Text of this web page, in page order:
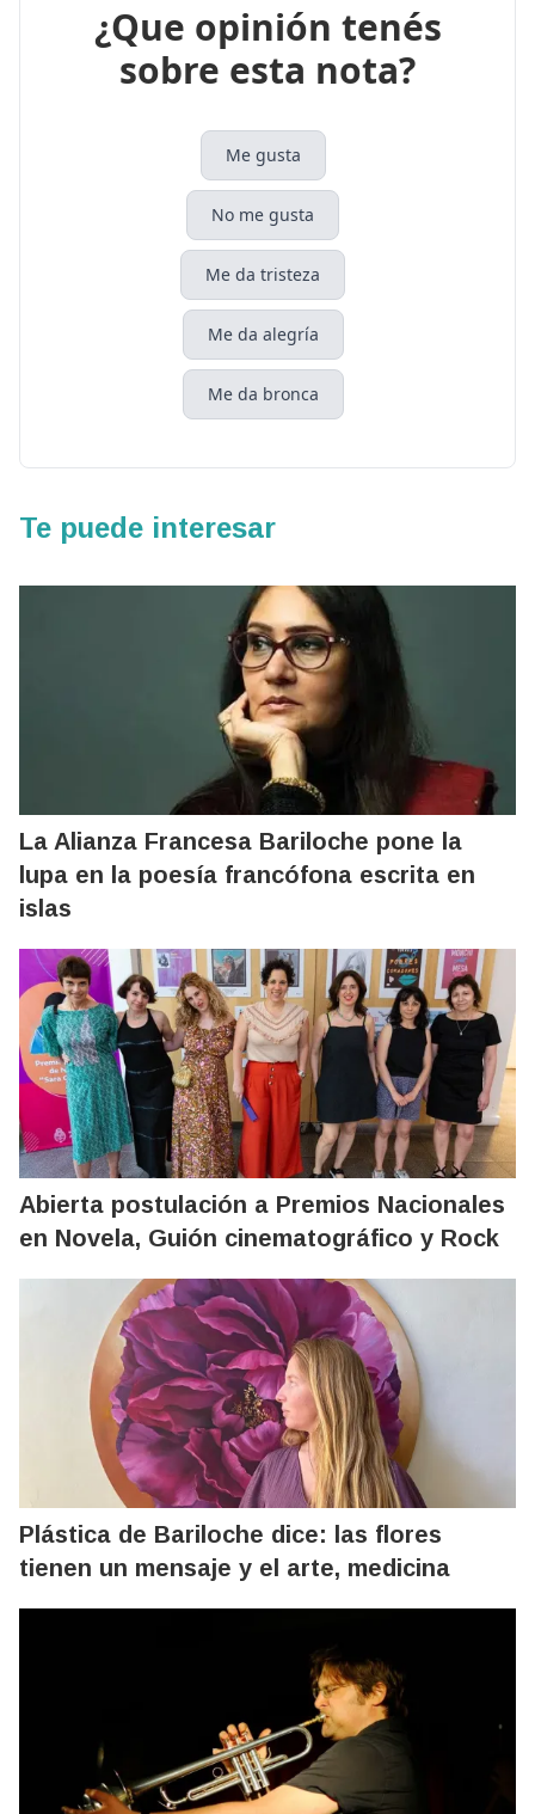
¿Que opinión tenés
sobre esta nota?
Me gusta
No me gusta
Me da tristeza
Me da alegría
Me da bronca
Te puede interesar
La Alianza Francesa Bariloche pone la
lupa en la poesía francófona escrita en
islas
Abierta postulación a Premios Nacionales
en Novela, Guión cinematográfico y Rock
Plástica de Bariloche dice: las flores
tienen un mensaje y el arte, medicina